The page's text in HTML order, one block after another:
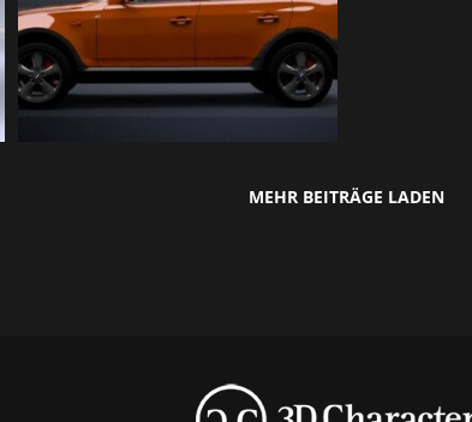
BMW SUV | 3D Illustration
MEHR BEITRÄGE LADEN